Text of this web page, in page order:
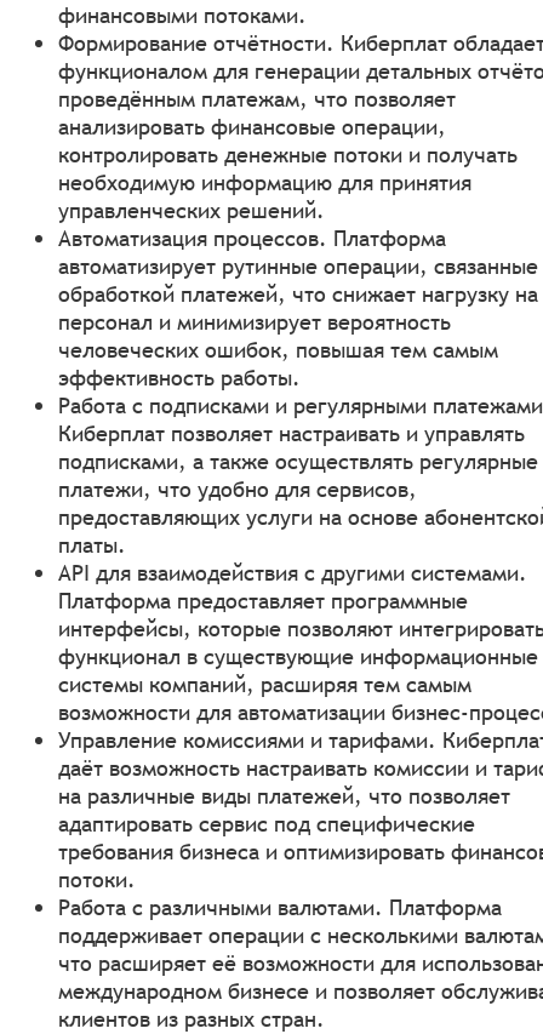
финансовыми потоками.
Формирование отчётности. Киберплат
функционалом для генерации детальных
проведённым платежам, что позволяет
анализировать финансовые операции,
контролировать денежные потоки и получать
необходимую информацию для принятия
управленческих решений.
Автоматизация процессов. Платформа
автоматизирует рутинные операции, связанные
обработкой платежей, что снижает нагрузку на
персонал и минимизирует вероятность
человеческих ошибок, повышая тем самым
эффективность работы.
Работа с подписками и регулярными
Киберплат позволяет настраивать и управлять
подписками, а также осуществлять регулярные
платежи, что удобно для сервисов,
предоставляющих услуги на основе
платы.
API для взаимодействия с другими системами.
Платформа предоставляет программные
интерфейсы, которые позволяют
функционал в существующие информационные
системы компаний, расширяя тем самым
возможности для автоматизации бизнес-
Управление комиссиями и тарифами.
даёт возможность настраивать комиссии и
на различные виды платежей, что позволяет
адаптировать сервис под специфические
требования бизнеса и оптимизировать
потоки.
Работа с различными валютами. Платформа
поддерживает операции с несколькими
что расширяет её возможности для
международном бизнесе и позволяет
клиентов из разных стран.